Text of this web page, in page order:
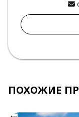
ПОХОЖИЕ